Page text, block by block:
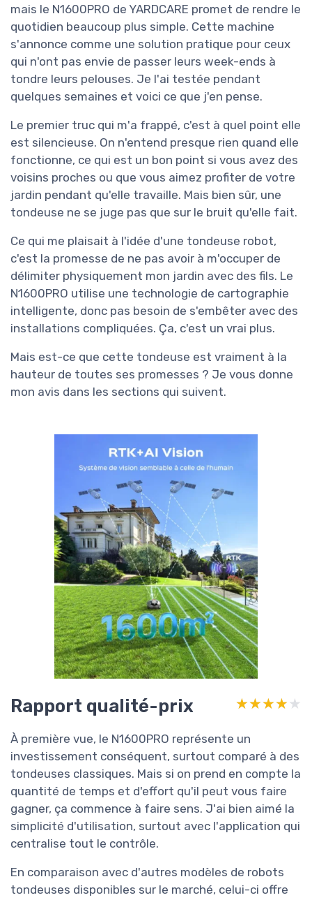
mais le N1600PRO de YARDCARE promet de rendre le
quotidien beaucoup plus simple. Cette machine
s'annonce comme une solution pratique pour ceux
qui n'ont pas envie de passer leurs week-ends à
tondre leurs pelouses. Je l'ai testée pendant
quelques semaines et voici ce que j'en pense.
Le premier truc qui m'a frappé, c'est à quel point elle
est silencieuse. On n'entend presque rien quand elle
fonctionne, ce qui est un bon point si vous avez des
voisins proches ou que vous aimez profiter de votre
jardin pendant qu'elle travaille. Mais bien sûr, une
tondeuse ne se juge pas que sur le bruit qu'elle fait.
Ce qui me plaisait à l'idée d'une tondeuse robot,
c'est la promesse de ne pas avoir à m'occuper de
délimiter physiquement mon jardin avec des fils. Le
N1600PRO utilise une technologie de cartographie
intelligente, donc pas besoin de s'embêter avec des
installations compliquées. Ça, c'est un vrai plus.
Mais est-ce que cette tondeuse est vraiment à la
hauteur de toutes ses promesses ? Je vous donne
mon avis dans les sections qui suivent.
Rapport qualité-prix ★★★★★
★★★★★
À première vue, le N1600PRO représente un
investissement conséquent, surtout comparé à des
tondeuses classiques. Mais si on prend en compte la
quantité de temps et d'effort qu'il peut vous faire
gagner, ça commence à faire sens. J'ai bien aimé la
simplicité d'utilisation, surtout avec l'application qui
centralise tout le contrôle.
En comparaison avec d'autres modèles de robots
tondeuses disponibles sur le marché, celui-ci offre